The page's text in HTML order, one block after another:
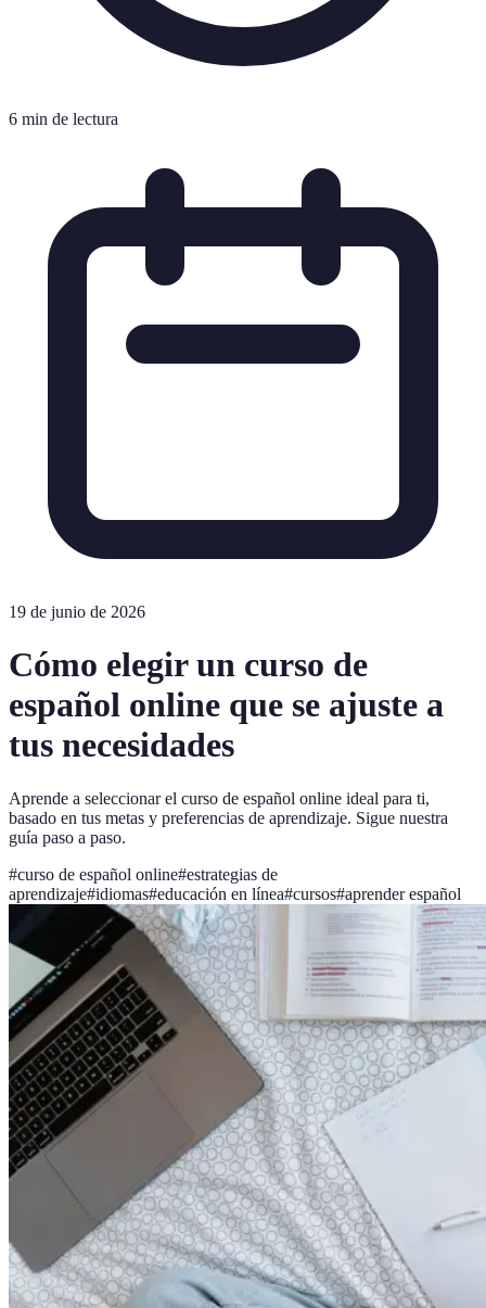
6 min de lectura
19 de junio de 2026
Cómo elegir un curso de
español online que se ajuste a
tus necesidades
Aprende a seleccionar el curso de español online ideal para ti,
basado en tus metas y preferencias de aprendizaje. Sigue nuestra
guía paso a paso.
#curso de español online#estrategias de
aprendizaje#idiomas#educación en línea#cursos#aprender español